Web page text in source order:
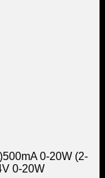
0-20W (2-
0-20W